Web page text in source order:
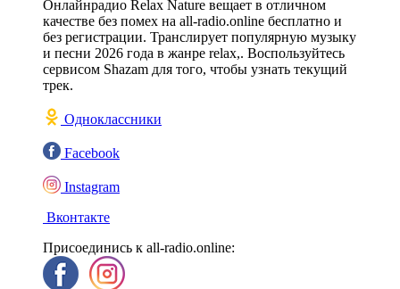
Онлайнрадио Relax Nature вещает в отличном
качестве без помех на all-radio.online бесплатно и
без регистрации. Транслирует популярную музыку
и песни 2026 года в жанре relax,. Воспользуйтесь
сервисом Shazam для того, чтобы узнать текущий
трек.
Одноклассники
Facebook
Instagram
Вконтакте
Присоединись к all-radio.online: